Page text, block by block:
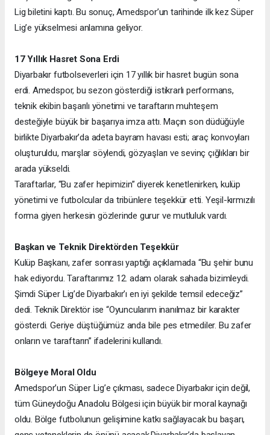
Lig biletini kaptı. Bu sonuç, Amedspor’un tarihinde ilk kez Süper
Lig’e yükselmesi anlamına geliyor.
17 Yıllık Hasret Sona Erdi
Diyarbakır futbolseverleri için 17 yıllık bir hasret bugün sona
erdi. Amedspor, bu sezon gösterdiği istikrarlı performans,
teknik ekibin başarılı yönetimi ve taraftarın muhteşem
desteğiyle büyük bir başarıya imza attı. Maçın son düdüğüyle
birlikte Diyarbakır’da adeta bayram havası esti; araç konvoyları
oluşturuldu, marşlar söylendi, gözyaşları ve sevinç çığlıkları bir
arada yükseldi.
Taraftarlar, “Bu zafer hepimizin” diyerek kenetlenirken, kulüp
yönetimi ve futbolcular da tribünlere teşekkür etti. Yeşil-kırmızılı
forma giyen herkesin gözlerinde gurur ve mutluluk vardı.
Başkan ve Teknik Direktörden Teşekkür
Kulüp Başkanı, zafer sonrası yaptığı açıklamada “Bu şehir bunu
hak ediyordu. Taraftarımız 12. adam olarak sahada bizimleydi.
Şimdi Süper Lig’de Diyarbakır’ı en iyi şekilde temsil edeceğiz”
dedi. Teknik Direktör ise “Oyuncularım inanılmaz bir karakter
gösterdi. Geriye düştüğümüz anda bile pes etmediler. Bu zafer
onların ve taraftarın” ifadelerini kullandı.
Bölgeye Moral Oldu
Amedspor’un Süper Lig’e çıkması, sadece Diyarbakır için değil,
tüm Güneydoğu Anadolu Bölgesi için büyük bir moral kaynağı
oldu. Bölge futbolunun gelişimine katkı sağlayacak bu başarı,